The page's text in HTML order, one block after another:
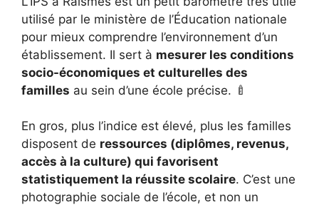
utilisé par le ministère de l’Éducation nationale
pour mieux comprendre l’environnement d’un
établissement. Il sert à mesurer les conditions
socio-économiques et culturelles des
familles au sein d’une école précise. 🍼
En gros, plus l’indice est élevé, plus les familles
disposent de ressources (diplômes, revenus,
accès à la culture) qui favorisent
statistiquement la réussite scolaire. C’est une
photographie sociale de l’école, et non un